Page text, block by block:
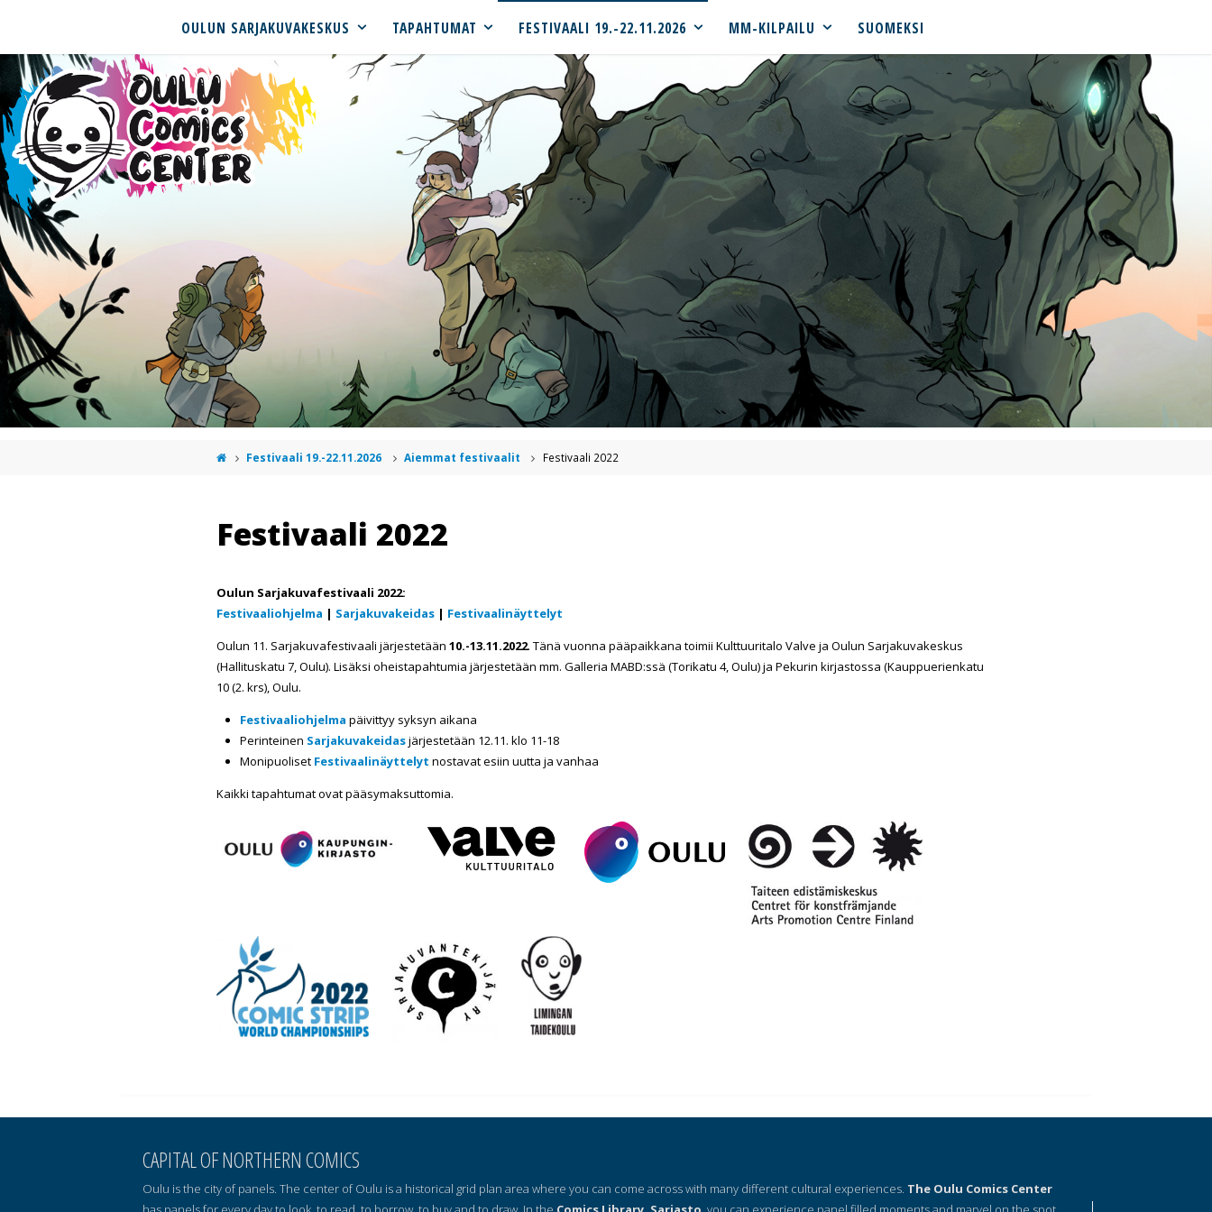
OULUN SARJAKUVAKESKUS TAPAHTUMAT FESTIVAALI 19.-22.11.2026 MM-KILPAILU SUOMEKSI
Festivaali 19.-22.11.2026 Aiemmat festivaalit Festivaali 2022
Festivaali 2022
Oulun Sarjakuvafestivaali 2022:
Festivaaliohjelma | Sarjakuvakeidas | Festivaalinäyttelyt
Oulun 11. Sarjakuvafestivaali järjestetään 10.-13.11.2022. Tänä vuonna pääpaikkana toimii Kulttuuritalo Valve ja Oulun Sarjakuvakeskus
(Hallituskatu 7, Oulu). Lisäksi oheistapahtumia järjestetään mm. Galleria MABD:ssä (Torikatu 4, Oulu) ja Pekurin kirjastossa (Kauppuerienkatu
10 (2. krs), Oulu.
Festivaaliohjelma päivittyy syksyn aikana
Perinteinen Sarjakuvakeidasjärjestetään 12.11. klo 11-18
Monipuoliset Festivaalinäyttelyt nostavat esiin uutta ja vanhaa
Kaikki tapahtumat ovat pääsymaksuttomia.
CAPITAL OF NORTHERN COMICS
Oulu is the city of panels. The center of Oulu is a historical grid plan area where you can come across with many different cultural experiences. The Oulu Comics Center